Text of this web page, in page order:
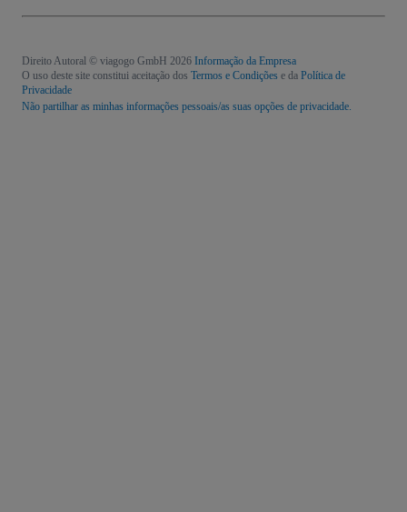
Direito Autoral © viagogo GmbH 2026 Informação da Empresa
O uso deste site constitui aceitação dos Termos e Condições e da Política de
Privacidade
Não partilhar as minhas informações pessoais/as suas opções de privacidade.